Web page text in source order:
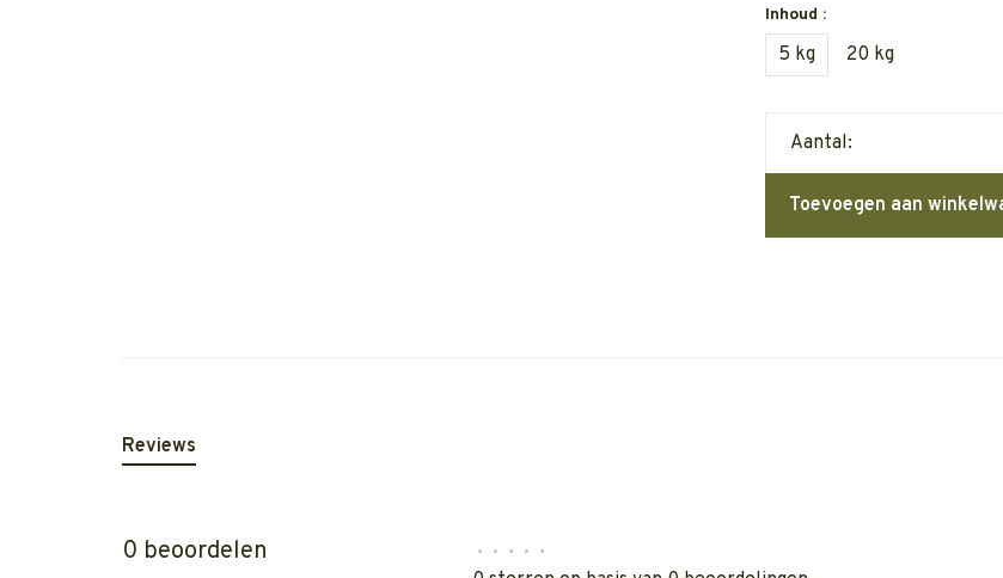
Inhoud :
5 kg 20 kg
Aantal:
Toevoegen aan
Reviews
0 beoordelen • • • • •